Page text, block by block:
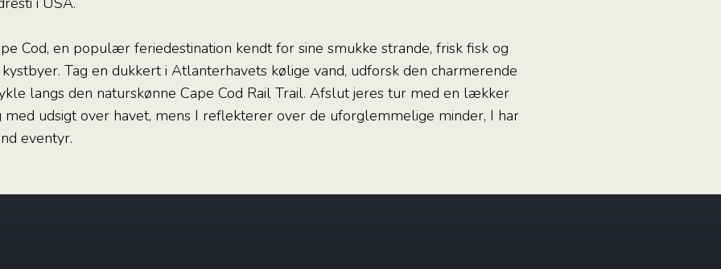
Cod, en populær feriedestination kendt for sine smukke strande, frisk fisk og
Tag en dukkert i Atlanterhavets kølige vand, udforsk den charmerende
langs den naturskønne Cape Cod Rail Trail. Afslut jeres tur med en lækker
udsigt over havet, mens I reflekterer over de uforglemmelige minder, I har
eventyr.